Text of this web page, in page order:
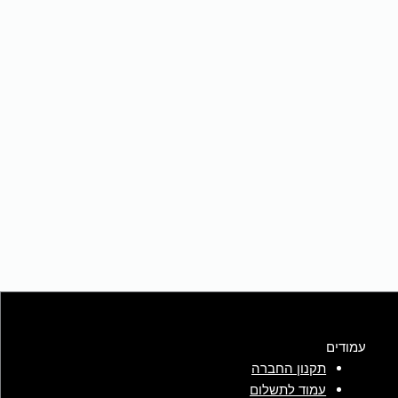
עמודים
תקנון החברה
עמוד לתשלום